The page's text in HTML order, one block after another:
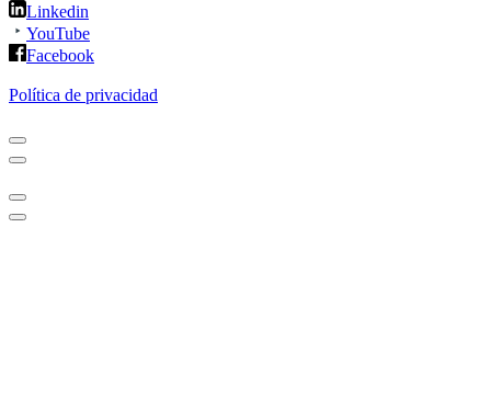
Linkedin
YouTube
Facebook
Política de privacidad